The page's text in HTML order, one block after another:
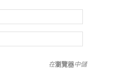
在瀏覽器中儲